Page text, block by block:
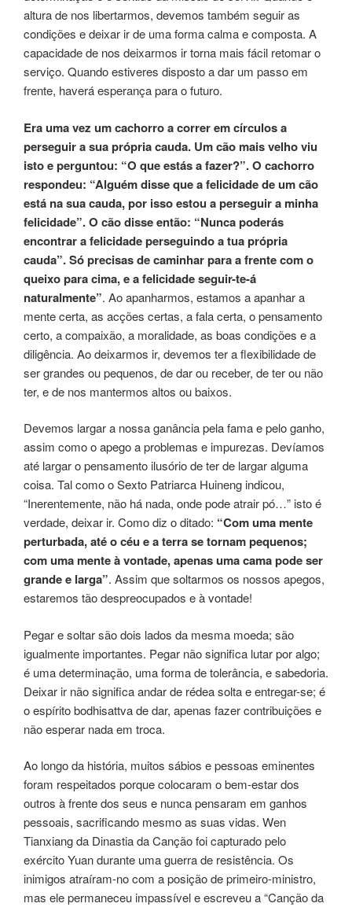
altura de nos libertarmos, devemos também seguir as
condições e deixar ir de uma forma calma e composta. A
capacidade de nos deixarmos ir torna mais fácil retomar o
serviço. Quando estiveres disposto a dar um passo em
frente, haverá esperança para o futuro.
Era uma vez um cachorro a correr em círculos a
perseguir a sua própria cauda. Um cão mais velho viu
isto e perguntou: “O que estás a fazer?”. O cachorro
respondeu: “Alguém disse que a felicidade de um cão
está na sua cauda, por isso estou a perseguir a minha
felicidade”. O cão disse então: “Nunca poderás
encontrar a felicidade perseguindo a tua própria
cauda”. Só precisas de caminhar para a frente com o
queixo para cima, e a felicidade seguir-te-á
naturalmente”. Ao apanharmos, estamos a apanhar a
mente certa, as acções certas, a fala certa, o pensamento
certo, a compaixão, a moralidade, as boas condições e a
diligência. Ao deixarmos ir, devemos ter a flexibilidade de
ser grandes ou pequenos, de dar ou receber, de ter ou não
ter, e de nos mantermos altos ou baixos.
Devemos largar a nossa ganância pela fama e pelo ganho,
assim como o apego a problemas e impurezas. Devíamos
até largar o pensamento ilusório de ter de largar alguma
coisa. Tal como o Sexto Patriarca Huineng indicou,
“Inerentemente, não há nada, onde pode atrair pó…” isto é
verdade, deixar ir. Como diz o ditado: “Com uma mente
perturbada, até o céu e a terra se tornam pequenos;
com uma mente à vontade, apenas uma cama pode ser
grande e larga”. Assim que soltarmos os nossos apegos,
estaremos tão despreocupados e à vontade!
Pegar e soltar são dois lados da mesma moeda; são
igualmente importantes. Pegar não significa lutar por algo;
é uma determinação, uma forma de tolerância, e sabedoria.
Deixar ir não significa andar de rédea solta e entregar-se; é
o espírito bodhisattva de dar, apenas fazer contribuições e
não esperar nada em troca.
Ao longo da história, muitos sábios e pessoas eminentes
foram respeitados porque colocaram o bem-estar dos
outros à frente dos seus e nunca pensaram em ganhos
pessoais, sacrificando mesmo as suas vidas. Wen
Tianxiang da Dinastia da Canção foi capturado pelo
exército Yuan durante uma guerra de resistência. Os
inimigos atraíram-no com a posição de primeiro-ministro,
mas ele permaneceu impassível e escreveu a “Canção da